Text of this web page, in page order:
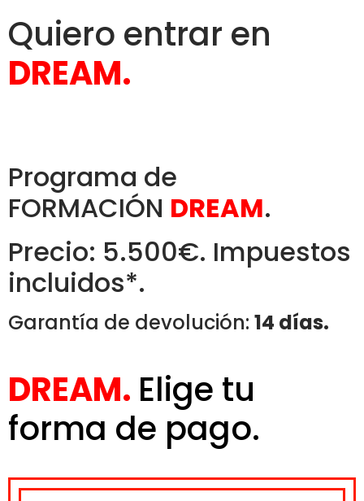
Quiero entrar en
DREAM.
Programa de
FORMACIÓN DREAM.
Precio: 5.500€. Impuestos
incluidos*.
Garantía de devolución: 14 días.
DREAM. Elige tu
forma de pago.